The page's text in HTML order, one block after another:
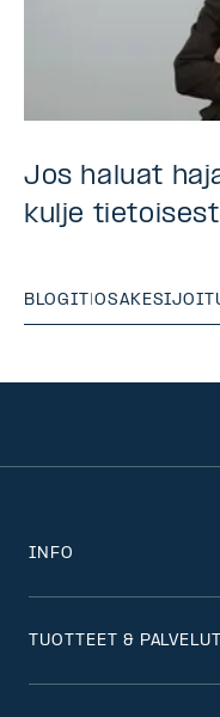
Jos haluat
kulje
BLOGIT |
INFO
TUOTTEET & PALVELUT